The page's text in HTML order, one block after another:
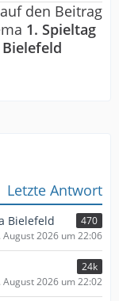
auf den Beitrag
1. Spieltag
Letzte Antwort
Bielefeld
470
August 2026 um 22:06
24k
August 2026 um 22:02